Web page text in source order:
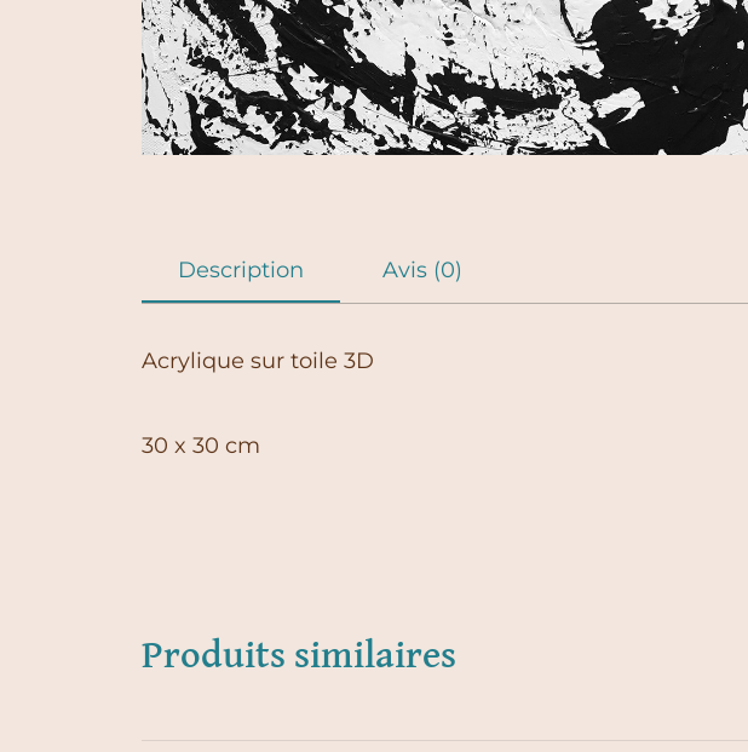
Description Avis (0)
Acrylique sur toile 3D
30 x 30 cm
Produits similaires